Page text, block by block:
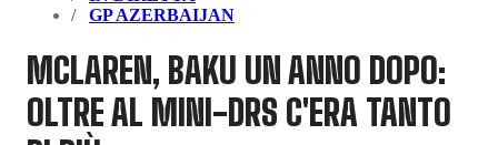
GP AZERBAIJAN
MCLAREN, BAKU UN ANNO DOPO:
OLTRE AL MINI-DRS C'ERA TANTO